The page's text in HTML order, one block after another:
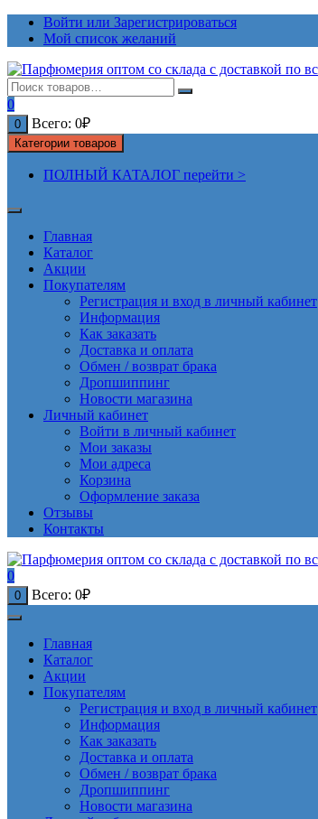
ПерейтиВойти или Зарегистрироваться
Мой список желаний
0
0 Всего: 0₽
Категории товаров
ПОЛНЫЙ КАТАЛОГ перейти >
Главная
Каталог
Акции
Покупателям
Регистрация и вход в личный кабинет
Информация
Как заказать
Доставка и оплата
Обмен / возврат брака
Дропшиппинг
Новости магазина
Личный кабинет
Войти в личный кабинет
Мои заказы
Мои адреса
Корзина
Оформление заказа
Отзывы
Контакты
0
0 Всего: 0₽
Главная
Каталог
Акции
Покупателям
Регистрация и вход в личный кабинет
Информация
Как заказать
Доставка и оплата
Обмен / возврат брака
Дропшиппинг
Новости магазина